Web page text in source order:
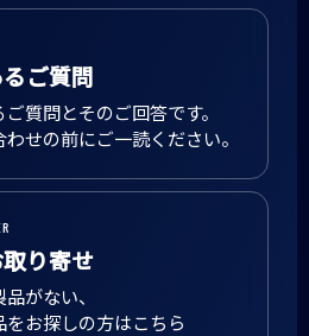
ご質問
質問とそのご回答です。
わせの前にご一読ください。
り寄せ
がない、
をお探しの方はこちら